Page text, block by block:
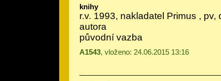
knihy
r.v. 1993, nakladatel Primus , pv,
autora
původní vazba
A1543, vloženo: 24.06.2015 13:16